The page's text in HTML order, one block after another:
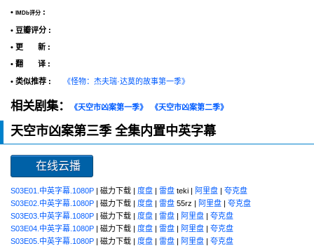
•
IMDb评分 :
• 豆瓣评分 :
• 更 新 :
• 翻 译 :
• 类似推荐 : 《怪物：杰夫瑞·达莫的故事第一季》
相关剧集： 《天空市凶案第一季》 《天空市凶案第二季》
天空市凶案第三季 全集内置中英字幕
在线云播
S03E01.中英字幕.1080P | 磁力下载 | 度盘 | 雷盘 teki | 阿里盘 | 夸克盘
S03E02.中英字幕.1080P | 磁力下载 | 度盘 | 雷盘 55rz | 阿里盘 | 夸克盘
S03E03.中英字幕.1080P | 磁力下载 | 度盘 | 雷盘 | 阿里盘 | 夸克盘
S03E04.中英字幕.1080P | 磁力下载 | 度盘 | 雷盘 | 阿里盘 | 夸克盘
S03E05.中英字幕.1080P | 磁力下载 | 度盘 | 雷盘 | 阿里盘 | 夸克盘